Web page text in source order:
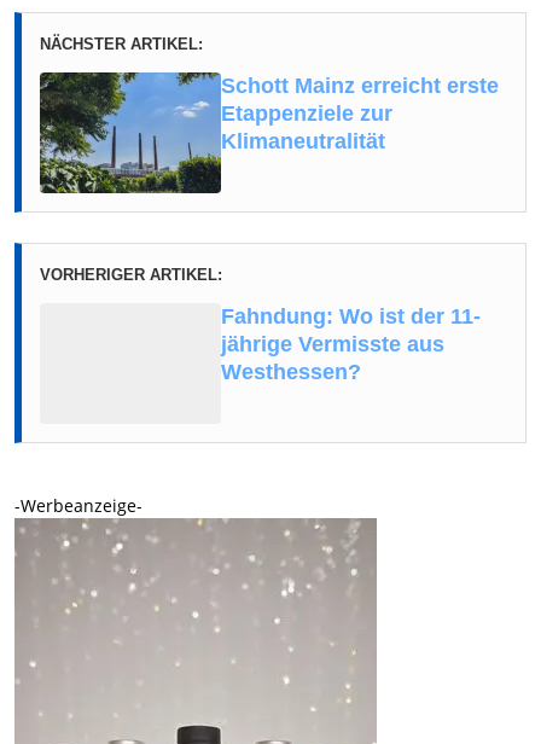
NÄCHSTER ARTIKEL:
Schott Mainz erreicht erste
Etappenziele zur
Klimaneutralität
VORHERIGER ARTIKEL:
Fahndung: Wo ist der 11-
jährige Vermisste aus
Westhessen?
-Werbeanzeige-